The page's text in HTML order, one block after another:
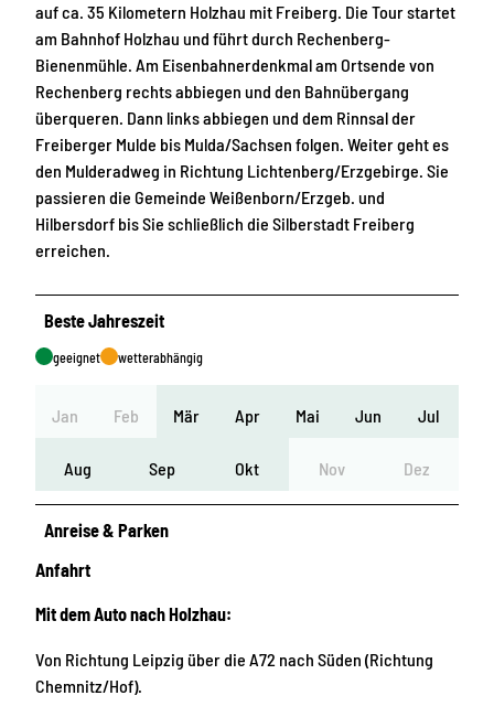
auf ca. 35 Kilometern Holzhau mit Freiberg. Die Tour startet
am Bahnhof Holzhau und führt durch Rechenberg-
Bienenmühle. Am Eisenbahnerdenkmal am Ortsende von
Rechenberg rechts abbiegen und den Bahnübergang
überqueren. Dann links abbiegen und dem Rinnsal der
Freiberger Mulde bis Mulda/Sachsen folgen. Weiter geht es
den Mulderadweg in Richtung Lichtenberg/Erzgebirge. Sie
passieren die Gemeinde Weißenborn/Erzgeb. und
Hilbersdorf bis Sie schließlich die Silberstadt Freiberg
erreichen.
Beste Jahreszeit
geeignet wetterabhängig
Jan Feb Mär Apr Mai Jun Jul
Aug Sep Okt Nov Dez
Anreise & Parken
Anfahrt
Mit dem Auto nach Holzhau:
Von Richtung Leipzig über die A72 nach Süden (Richtung
Chemnitz/Hof).